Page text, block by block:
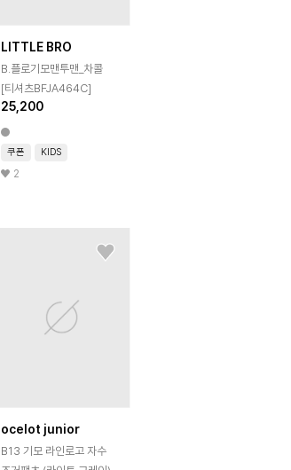
LITTLE BRO
B.플로기모맨투맨_차콜
[티셔츠BFJA464C]
25,200
쿠폰 KIDS
2
ocelot junior
B13 기모 라인로고 자수